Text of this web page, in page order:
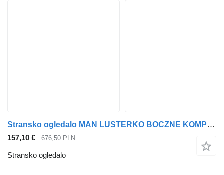
Stransko ogledalo MAN LUSTERKO BOCZNE KOMPLETNE MAN TGX PRAWE za vlačilec
157,10 € 676,50 PLN
Stransko ogledalo